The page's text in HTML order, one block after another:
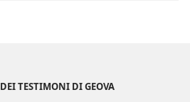
rischi
TESTIMONI DI GEOVA